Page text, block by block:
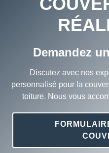
Demandez
Discutez avec nos
personnalisé pour la
toiture. Nous vous